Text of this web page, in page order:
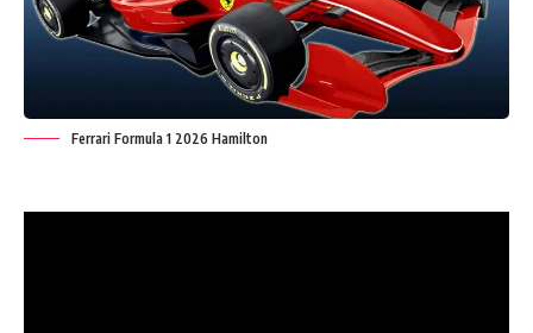
Ferrari Formula 1 2026 Hamilton